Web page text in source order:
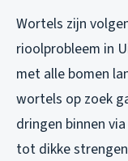
Wortels zijn
rioolprobleem in
met alle bomen
wortels op zoek
dringen binnen
tot dikke